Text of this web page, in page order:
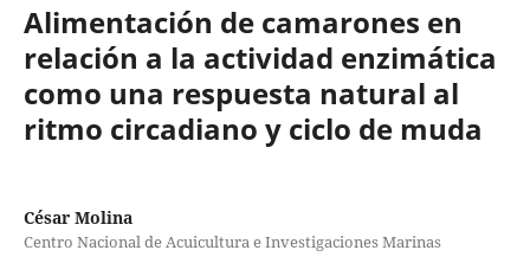
Alimentación de camarones en
relación a la actividad enzimática
como una respuesta natural al
ritmo circadiano y ciclo de muda
César Molina
Centro Nacional de Acuicultura e Investigaciones Marinas